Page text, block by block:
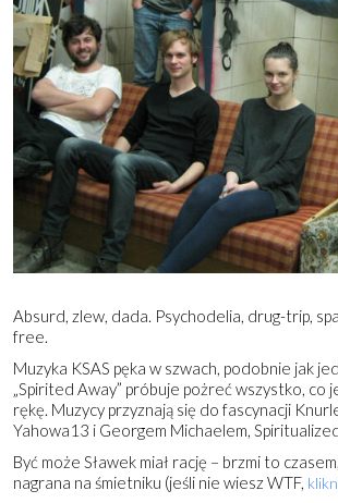
Absurd, zlew, dada. Psychodelia, drug-trip,
free.
Muzyka KSAS pęka w szwach, podobnie jak
„Spirited Away” próbuje pożreć wszystko, co
rękę. Muzycy przyznają się do fascynacji
Yahowa13 i Georgem Michaelem,
Być może Sławek miał rację – brzmi to
nagrana na śmietniku (jeśli nie wiesz WTF,